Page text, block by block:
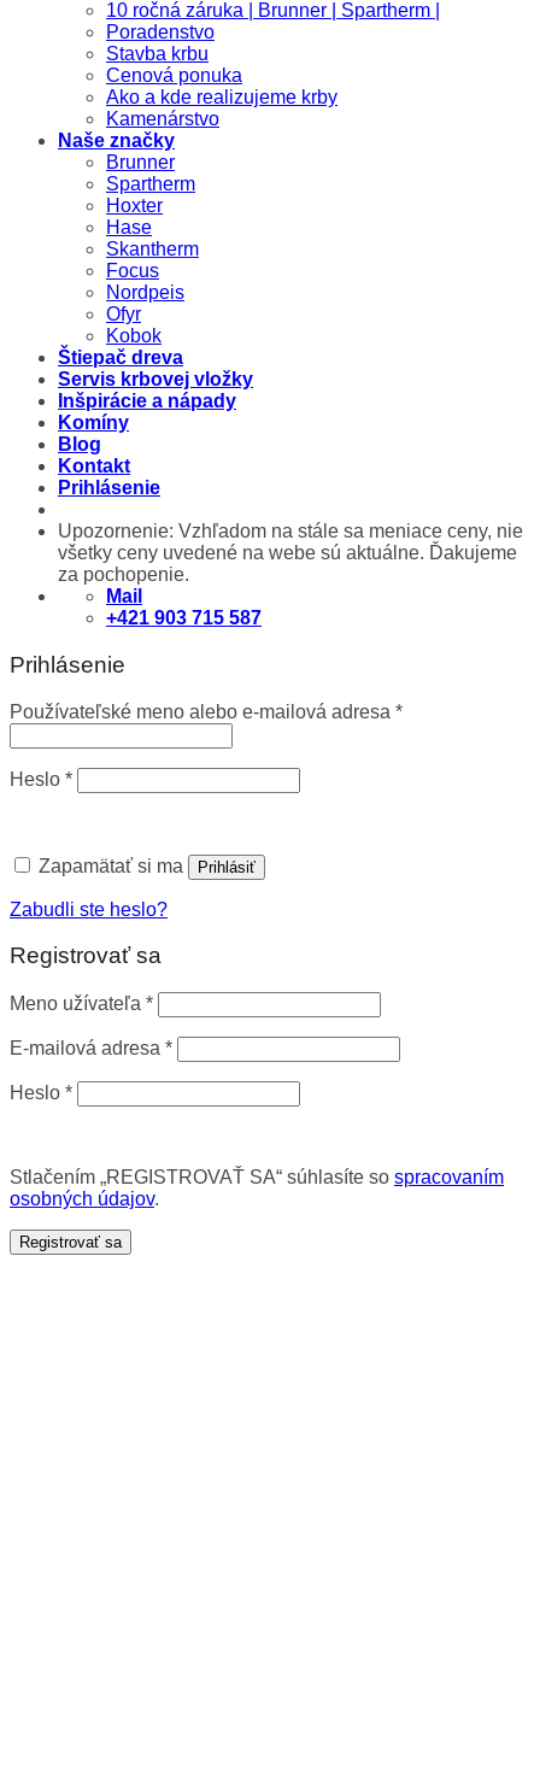
10 ročná záruka | Brunner | Spartherm |
Poradenstvo
Stavba krbu
Cenová ponuka
Ako a kde realizujeme krby
Kamenárstvo
Naše značky
Brunner
Spartherm
Hoxter
Hase
Skantherm
Focus
Nordpeis
Ofyr
Kobok
Štiepač dreva
Servis krbovej vložky
Inšpirácie a nápady
Komíny
Blog
Kontakt
Prihlásenie
Upozornenie: Vzhľadom na stále sa meniace ceny, nie
všetky ceny uvedené na webe sú aktuálne. Ďakujeme
za pochopenie.
Mail
+421 903 715 587
Prihlásenie
Používateľské meno alebo e-mailová adresa *
Heslo *
Zapamätať si ma Prihlásiť
Zabudli ste heslo?
Registrovať sa
Meno užívateľa *
E-mailová adresa *
Heslo *
Stlačením „REGISTROVAŤ SA“ súhlasíte so spracovaním
osobných údajov.
Registrovať sa